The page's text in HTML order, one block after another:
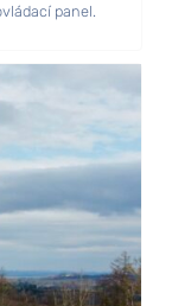
panel.